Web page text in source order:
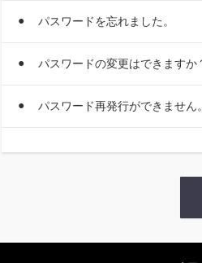
パスワードを忘れました。
パスワードの変更はできますか
パスワード再発行ができません。